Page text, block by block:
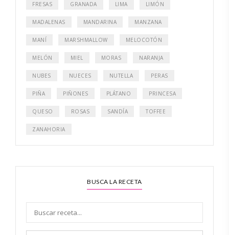
FRESAS GRANADA LIMA LIMÓN
MADALENAS MANDARINA MANZANA
MANÍ MARSHMALLOW MELOCOTÓN
MELÓN MIEL MORAS NARANJA
NUBES NUECES NUTELLA PERAS
PIÑA PIÑONES PLÁTANO PRINCESA
QUESO ROSAS SANDÍA TOFFEE
ZANAHORIA
BUSCA LA RECETA